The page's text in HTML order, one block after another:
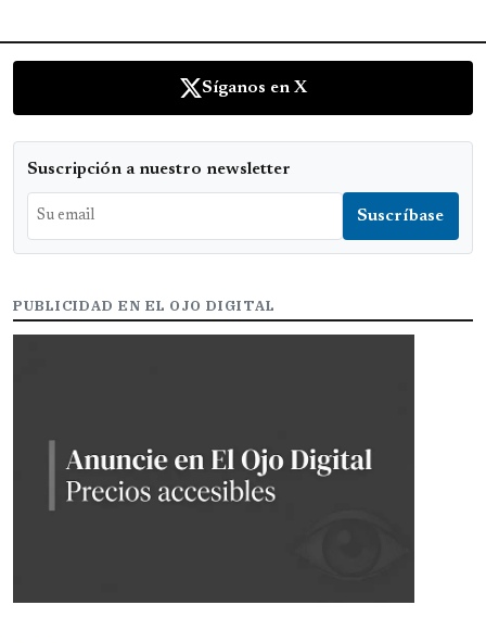
Síganos en X
Suscripción a nuestro newsletter
PUBLICIDAD EN EL OJO DIGITAL